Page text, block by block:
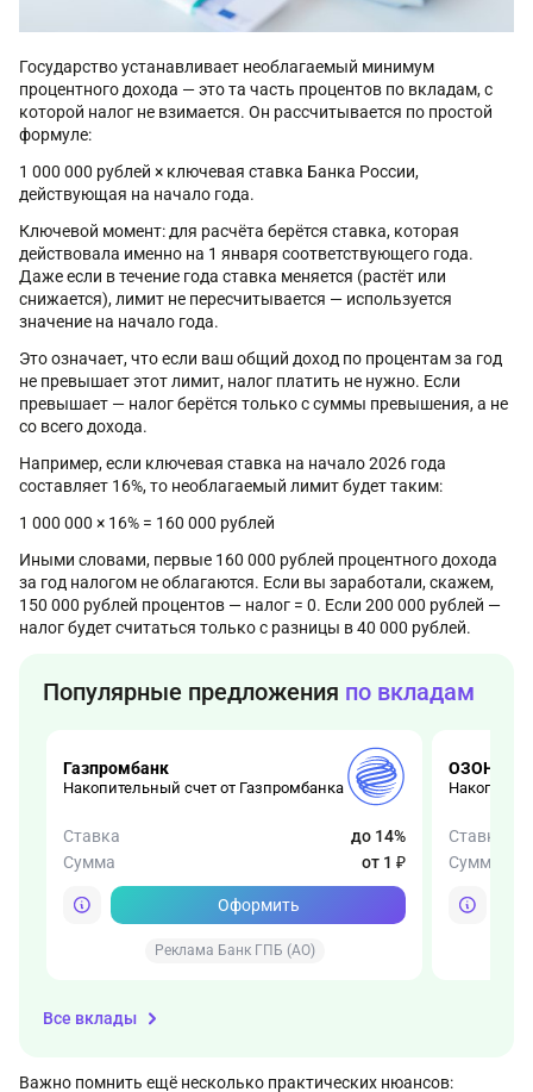
Государство устанавливает необлагаемый минимум
процентного дохода — это та часть процентов по вкладам, с
которой налог не взимается. Он рассчитывается по простой
формуле:
1 000 000 рублей × ключевая ставка Банка России,
действующая на начало года.
Ключевой момент: для расчёта берётся ставка, которая
действовала именно на 1 января соответствующего года.
Даже если в течение года ставка меняется (растёт или
снижается), лимит не пересчитывается — используется
значение на начало года.
Это означает, что если ваш общий доход по процентам за год
не превышает этот лимит, налог платить не нужно. Если
превышает — налог берётся только с суммы превышения, а не
со всего дохода.
Например, если ключевая ставка на начало 2026 года
составляет 16%, то необлагаемый лимит будет таким:
1 000 000 × 16% = 160 000 рублей
Иными словами, первые 160 000 рублей процентного дохода
за год налогом не облагаются. Если вы заработали, скажем,
150 000 рублей процентов — налог = 0. Если 200 000 рублей —
налог будет считаться только с разницы в 40 000 рублей.
Популярные предложения по вкладам
Газпромбанк
Накопительный счет от Газпромбанка
Ставка
до 14%
Сумма
от 1 ₽
Оформить
Реклама Банк ГПБ (АО)
ОЗОН
Ставка
Сумма
Все вклады
Важно помнить ещё несколько практических нюансов: